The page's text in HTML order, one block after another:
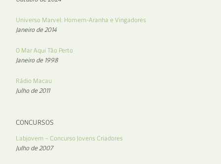
Universo Marvel: Homem-Aranha e Vingadores
Janeiro de 2014
O Mar Aqui Tão Perto
Janeiro de 1998
Rádio Macau
Julho de 2011
CONCURSOS
Labjovem – Concurso Jovens Criadores
Julho de 2007